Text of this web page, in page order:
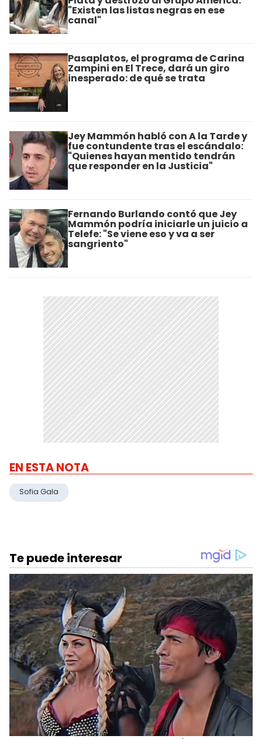
"Existen las listas negras en ese
canal"
Pasaplatos, el programa de Carina
Zampini en El Trece, dará un giro
inesperado: de qué se trata
Jey Mammón habló con A la Tarde y
fue contundente tras el escándalo:
"Quienes hayan mentido tendrán
que responder en la Justicia"
Fernando Burlando contó que Jey
Mammón podría iniciarle un juicio a
Telefe: "Se viene eso y va a ser
sangriento"
EN ESTA NOTA
Sofia Gala